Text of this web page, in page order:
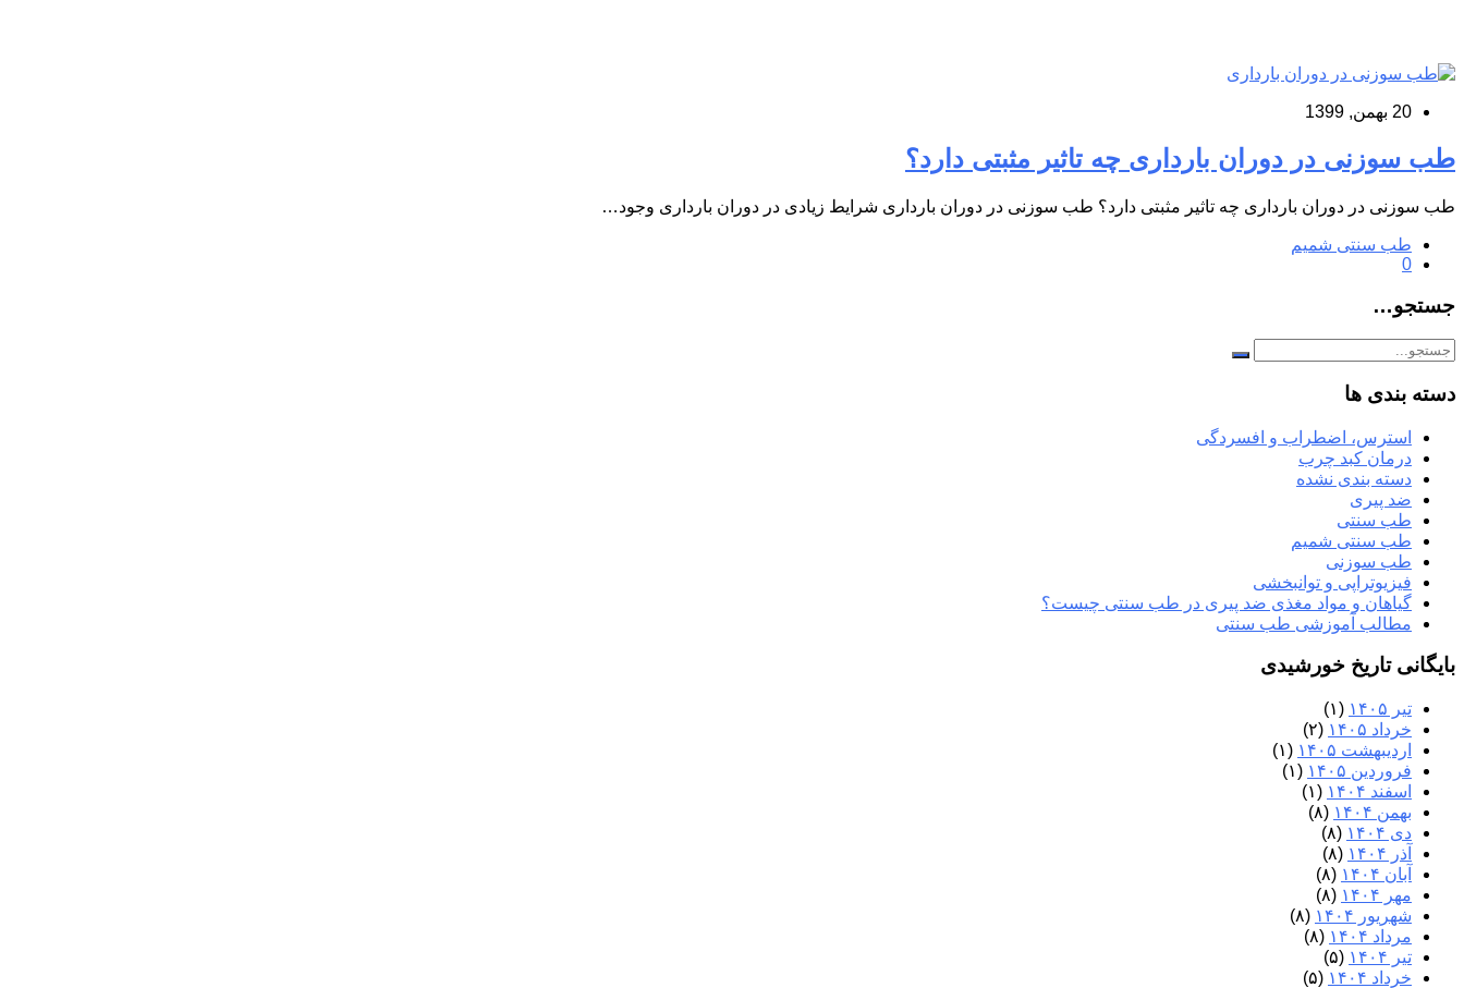
20 بهمن, 1399
طب سوزنی در دوران بارداری چه تاثیر مثبتی دارد؟
طب سوزنی در دوران بارداری چه تاثیر مثبتی دارد؟ طب سوزنی در دوران بارداری شرایط زیادی در دوران بارداری وجود…
طب سنتی شمیم
0
جستجو…
دسته بندی ها
استرس، اضطراب و افسردگی
درمان کبد چرب
دسته بندی نشده
ضد پیری
طب سنتی
طب سنتی شمیم
طب سوزنی
فیزیوتراپی و توانبخشی
گیاهان و مواد مغذی ضد پیری در طب سنتی چیست؟
مطالب آموزشی طب سنتی
بایگانی تاریخ خورشیدی
تیر ۱۴۰۵
(۱)
خرداد ۱۴۰۵
(۲)
اردیبهشت ۱۴۰۵
(۱)
فروردین ۱۴۰۵
(۱)
اسفند ۱۴۰۴
(۱)
بهمن ۱۴۰۴
(۸)
دی ۱۴۰۴
(۸)
آذر ۱۴۰۴
(۸)
آبان ۱۴۰۴
(۸)
مهر ۱۴۰۴
(۸)
شهریور ۱۴۰۴
(۸)
مرداد ۱۴۰۴
(۸)
تیر ۱۴۰۴
(۵)
خرداد ۱۴۰۴
(۵)